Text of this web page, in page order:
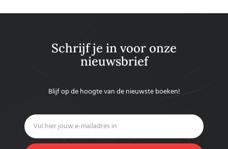
Schrijf je in voor onze
nieuwsbrief
Blijf op de hoogte van de nieuwste boeken!